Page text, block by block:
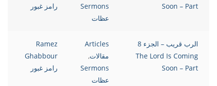
Soon – Part
Sermons
عظات
رامز غبور
الرب قريب – الجزء 8
The Lord Is Coming
Soon – Part
Articles
مقالات,
Sermons
عظات
Ramez
Ghabbour
رامز غبور